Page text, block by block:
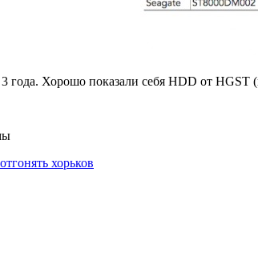
3 года. Хорошо показали себя HDD от
хорьков